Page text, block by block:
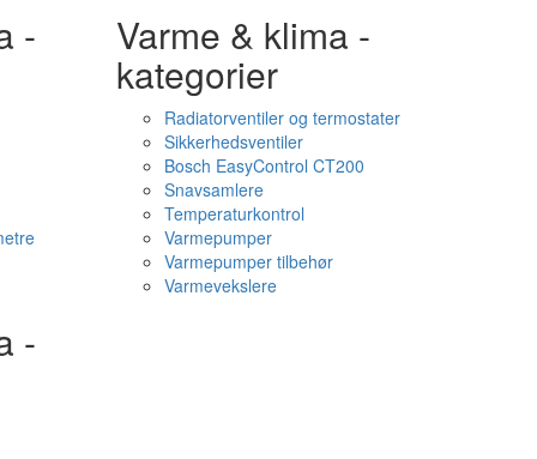
- Varme & klima -
kategorier
Radiatorventiler og termostater
Sikkerhedsventiler
Bosch EasyControl CT200
Snavsamlere
Temperaturkontrol
Varmepumper
Varmepumper tilbehør
Varmevekslere
-